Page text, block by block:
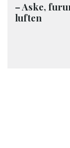
– Aske,
luften